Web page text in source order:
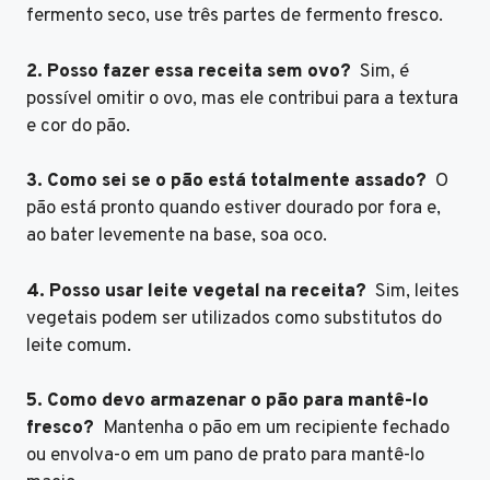
fermento seco, use três partes de fermento fresco.
2. Posso fazer essa receita sem ovo? Sim, é
possível omitir o ovo, mas ele contribui para a textura
e cor do pão.
3. Como sei se o pão está totalmente assado? O
pão está pronto quando estiver dourado por fora e,
ao bater levemente na base, soa oco.
4. Posso usar leite vegetal na receita? Sim, leites
vegetais podem ser utilizados como substitutos do
leite comum.
5. Como devo armazenar o pão para mantê-lo
fresco? Mantenha o pão em um recipiente fechado
ou envolva-o em um pano de prato para mantê-lo